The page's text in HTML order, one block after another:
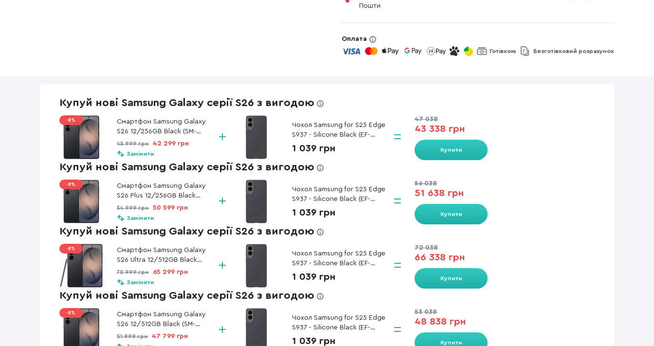
Пошти
Оплата
Готівкою Безготівковий розрахунок
Купуй нові Samsung Galaxy серії S26 з вигодою
-8%
Смартфон Samsung Galaxy
S26 12/256GB Black (SM-
S942BZKGEUC)
45 999 грн 42 299 грн
Замінити
Чохол Samsung for S25 Edge
S937 - Silicone Black (EF-
PS937CBEGWW)
1 039 грн
47 038
43 338 грн
Купити
Купуй нові Samsung Galaxy серії S26 з вигодою
-8%
Смартфон Samsung Galaxy
S26 Plus 12/256GB Black
(SM-S947BZKDEUC)
54 999 грн 50 599 грн
Замінити
Чохол Samsung for S25 Edge
S937 - Silicone Black (EF-
PS937CBEGWW)
1 039 грн
56 038
51 638 грн
Купити
Купуй нові Samsung Galaxy серії S26 з вигодою
-8%
Смартфон Samsung Galaxy
S26 Ultra 12/512GB Black
(SM-S948BZKGEUC)
70 999 грн 65 299 грн
Замінити
Чохол Samsung for S25 Edge
S937 - Silicone Black (EF-
PS937CBEGWW)
1 039 грн
72 038
66 338 грн
Купити
Купуй нові Samsung Galaxy серії S26 з вигодою
-8%
Смартфон Samsung Galaxy
S26 12/512GB Black (SM-
S942BZKHEUC)
51 999 грн 47 799 грн
Чохол Samsung for S25 Edge
S937 - Silicone Black (EF-
PS937CBEGWW)
1 039 грн
53 038
48 838 грн
Купити